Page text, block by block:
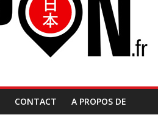
CONTACT A PROPOS DE